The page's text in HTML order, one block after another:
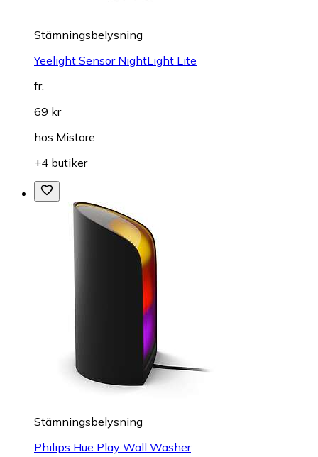
Stämningsbelysning
Yeelight Sensor NightLight Lite
fr.
69 kr
hos Mistore
+4 butiker
Stämningsbelysning
Philips Hue Play Wall Washer